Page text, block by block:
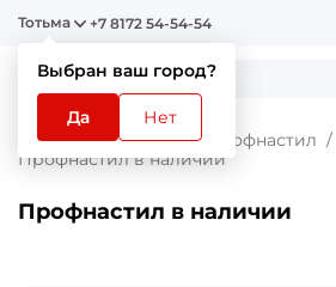
Тотьма
Выбран ваш город?
Да Нет
+7 8172 54-54-54
Главная Каталог
Профнастил
Профнастил в наличии
Профнастил в наличии